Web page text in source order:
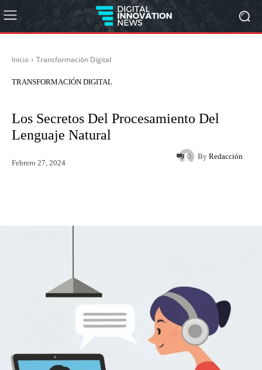
Inicio Transformación Digital
TRANSFORMACIÓN DIGITAL
Los Secretos Del Procesamiento Del
Lenguaje Natural
By Redacción
Febrero 27, 2024
0